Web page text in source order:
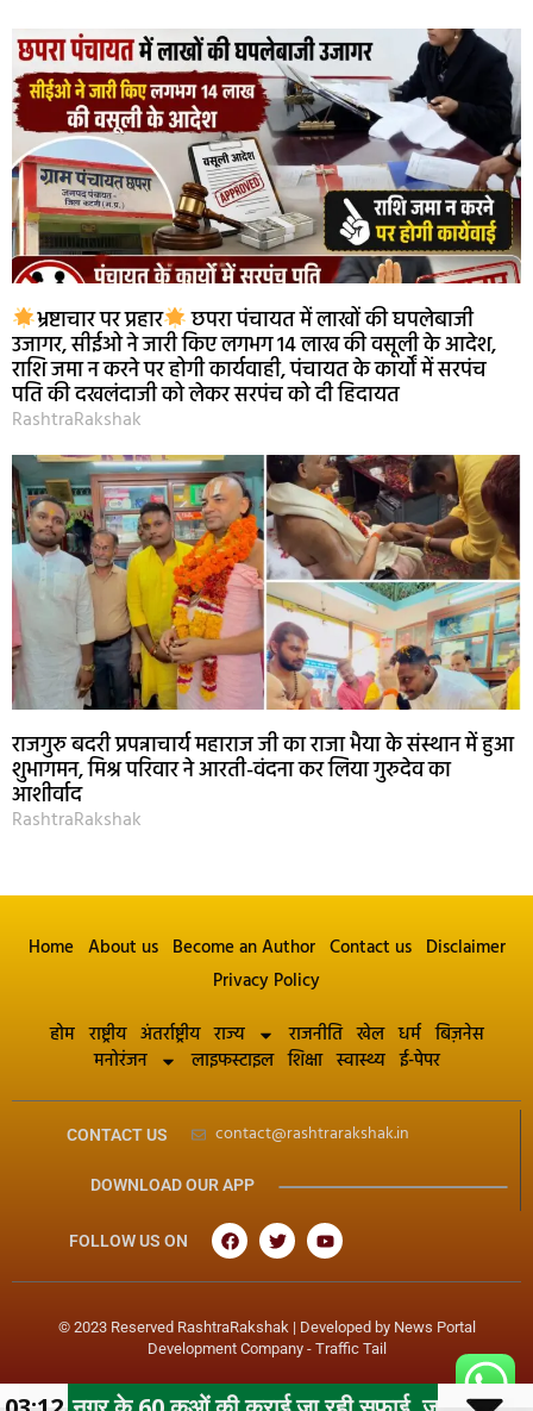
भ्रष्टाचार पर प्रहार छपरा पंचायत में लाखों की घपलेबाजी
उजागर, सीईओ ने जारी किए लगभग 14 लाख की वसूली के आदेश,
राशि जमा न करने पर होगी कार्यवाही, पंचायत के कार्यों में सरपंच
पति की दखलंदाजी को लेकर सरपंच को दी हिदायत
RashtraRakshak
राजगुरु बदरी प्रपन्नाचार्य महाराज जी का राजा भैया के संस्थान में हुआ
शुभागमन, मिश्र परिवार ने आरती-वंदना कर लिया गुरुदेव का
आशीर्वाद
RashtraRakshak
Home About us Become an Author Contact us Disclaimer
Privacy Policy
होम राष्ट्रीय अंतर्राष्ट्रीय राज्य राजनीति खेल धर्म बिज़नेस
मनोरंजन
लाइफस्टाइल शिक्षा स्वास्थ्य ई-पेपर
CONTACT US contact@rashtrarakshak.in
DOWNLOAD OUR APP
FOLLOW US ON
© 2023 Reserved RashtraRakshak | Developed by News Portal
Development Company- Traffic Tail